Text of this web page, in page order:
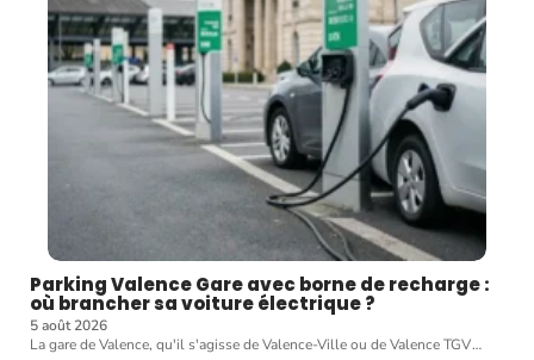
Parking Valence Gare avec borne de recharge :
où brancher sa voiture électrique ?
5 août 2026
La gare de Valence, qu'il s'agisse de Valence-Ville ou de Valence TGV…